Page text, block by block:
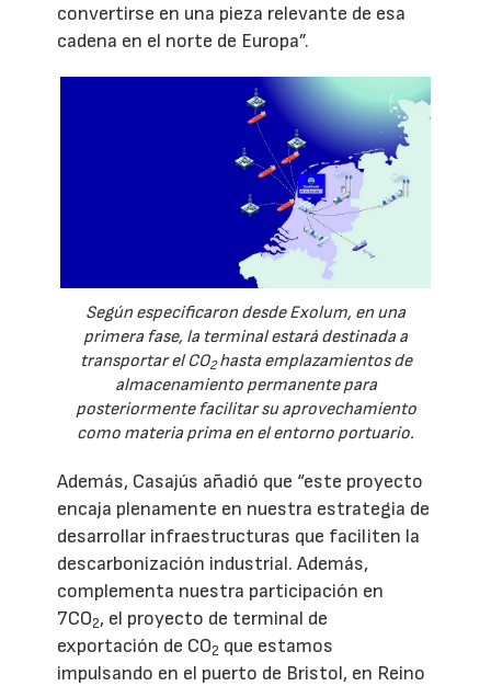
convertirse en una pieza relevante de esa
cadena en el norte de Europa”.
Según especificaron desde Exolum, en una
primera fase, la terminal estará destinada a
transportar el CO2hasta emplazamientos de
almacenamiento permanente para
posteriormente facilitar su aprovechamiento
como materia prima en el entorno portuario.
Además, Casajús añadió que “este proyecto
encaja plenamente en nuestra estrategia de
desarrollar infraestructuras que faciliten la
descarbonización industrial. Además,
complementa nuestra participación en
7CO2, el proyecto de terminal de
exportación de CO2 que estamos
impulsando en el puerto de Bristol, en Reino